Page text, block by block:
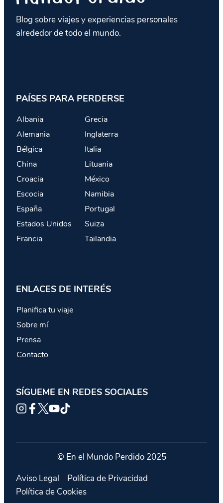
Blog sobre viajes y experiencias personales
alrededor de todo el mundo.
PAÍSES PARA PERDERSE
Albania
Alemania
Bélgica
China
Croacia
Escocia
España
Estados Unidos
Francia
Grecia
Inglaterra
Italia
Lituania
México
Namibia
Portugal
Suiza
Tailandia
ENLACES DE INTERÉS
Planifica tu viaje
Sobre mí
Prensa
Contacto
SÍGUEME EN REDES SOCIALES
© En el Mundo Perdido 2025
Aviso Legal
Política de Privacidad
Política de Cookies